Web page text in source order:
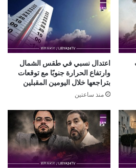
اعتدال نسبي في طقس الشمال
وارتفاع الحرارة جنوبًا مع توقعات
بتراجعها خلال اليومين المقبلين
منذ ساعتين